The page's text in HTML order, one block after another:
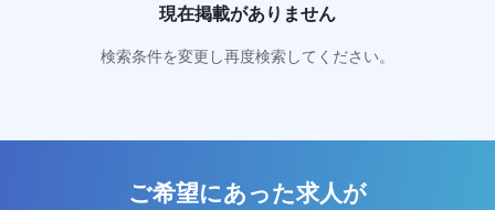
現在掲載がありません
検索条件を変更し再度検索してください。
ご希望にあった求人が